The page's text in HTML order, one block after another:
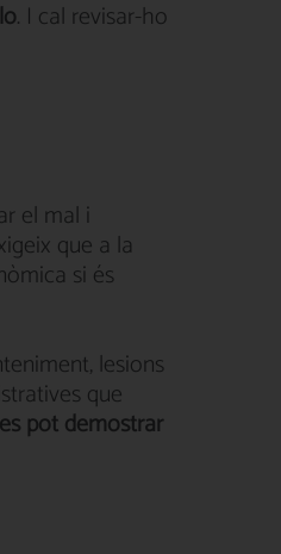
. I cal revisar-ho
el mal i
​​que a la
si és
lesions
que
pot demostrar